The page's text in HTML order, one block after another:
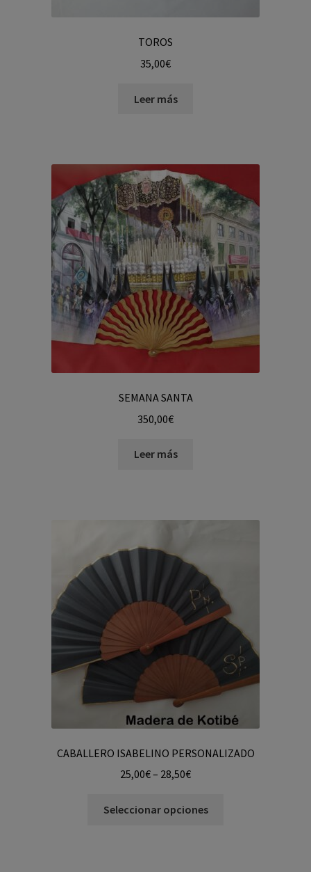
TOROS
35,00€
Leer más
SEMANA SANTA
350,00€
Leer más
CABALLERO ISABELINO PERSONALIZADO
25,00€– 28,50€
Seleccionar opciones